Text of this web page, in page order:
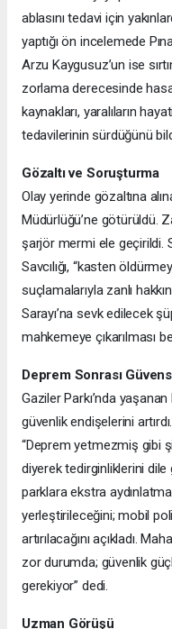
ablasını tedavi için
yaptığı ön incelemede
Arzu Kaygusuz’un ise
zorlama derecesinde
kaynakları, yaralıların
tedavilerinin sürdüğünü
Gözaltı ve Soruşturma
Olay yerinde gözaltına
Müdürlüğü’ne götürüldü.
şarjör mermi ele geçirildi.
Savcılığı, “kasten
suçlamalarıyla zanlı
Sarayı’na sevk edilecek
mahkemeye çıkarılması
Deprem Sonrası
Gaziler Parkı’nda
güvenlik endişelerini
“Deprem yetmezmiş gibi
diyerek tedirginliklerini
parklara ekstra
yerleştirileceğini; mobil
artırılacağını açıkladı.
zor durumda; güvenlik
gerekiyor” dedi.
Uzman Görüşü